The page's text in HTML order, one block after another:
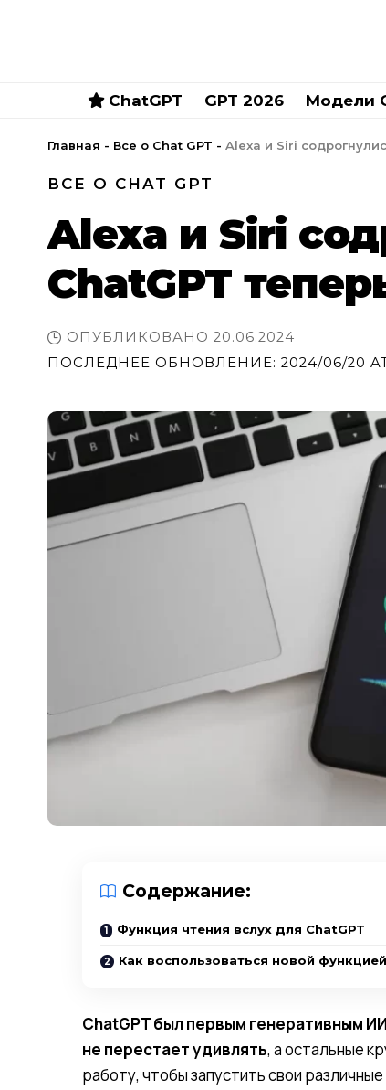
ChatGPT GPT 2026 Модели
Главная - Все о Chat GPT - Alexa и Siri
ВСЕ О CHAT GPT
Alexa и Siri
ChatGPT
ПОСЛЕДНЕЕ ОБНОВЛЕНИЕ: 2024/06/20 AT
ОПУБЛИКОВАНО 20.06.2024
Содержание:
Функция чтения вслух для ChatGPT
Как воспользоваться новой
ChatGPT был первым генеративным
не перестает удивлять, а остальные
работу, чтобы запустить свои